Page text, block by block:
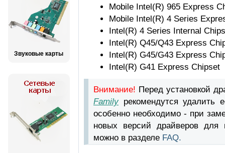
Звуковые карты
Mobile Intel(R) 965 Express
Mobile Intel(R) 4 Series
Intel(R) 4 Series Internal
Intel(R) Q45/Q43 Express
Intel(R) G45/G43 Express
Intel(R) G41 Express Chipset
Внимание! Перед установкой
Familyрекомендутся удалить
особенно необходимо - при
новых версий драйверов для
можно в разделе FAQ.